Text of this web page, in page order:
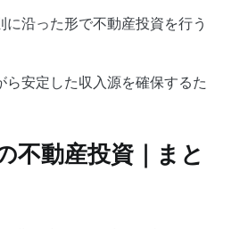
沿った形で不動産投資を行う
ら安定した収入源を確保するた
不動産投資｜まと